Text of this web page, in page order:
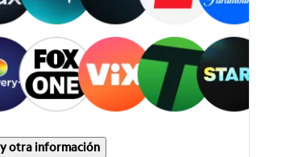
otra información